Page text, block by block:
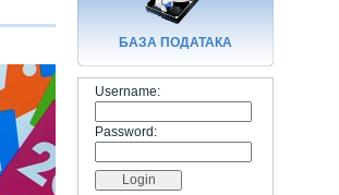
БАЗA ПОДАТАКА
Username:
Password: